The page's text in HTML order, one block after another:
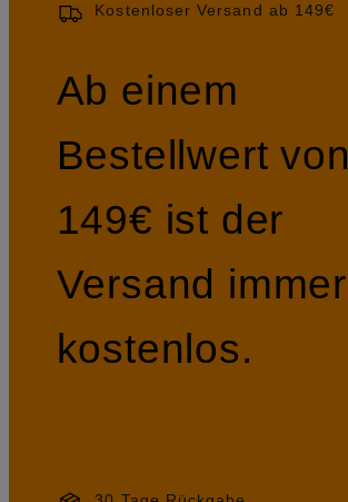
Kostenloser Versand ab 149€
Ab einem
Bestellwert von
149€ ist der
Versand immer
kostenlos.